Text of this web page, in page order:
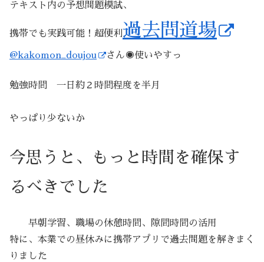
テキスト内の予想問題模試、
携帯でも実践可能！超便利過去問道場
@kakomon_doujou さん◉使いやすっ
勉強時間 一日約２時間程度を半月
やっぱり少ないか
今思うと、もっと時間を確保す
るべきでした
早朝学習、職場の休憩時間、隙間時間の活用
特に、本業での昼休みに携帯アプリで過去問題を解きまく
りました